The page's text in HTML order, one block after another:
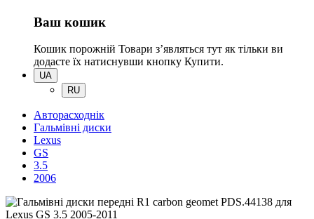
Ваш кошик
Кошик порожній Товари зʼявляться тут як тільки ви
додасте їх натиснувши кнопку Купити.
UA
RU
Авторасходнік
Гальмівні диски
Lexus
GS
3.5
2006